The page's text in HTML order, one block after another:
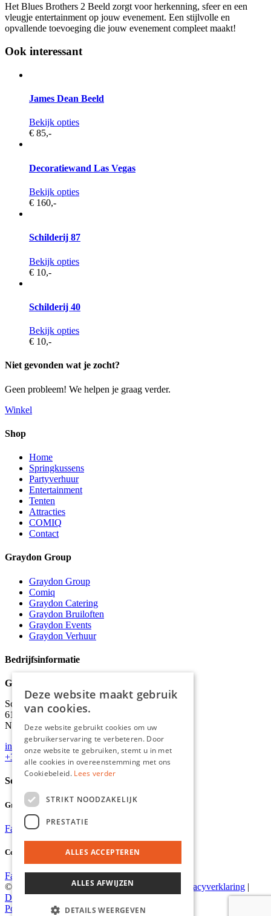
Het Blues Brothers 2 Beeld zorgt voor herkenning, sfeer en een
vleugje entertainment op jouw evenement. Een stijlvolle en
opvallende toevoeging die jouw evenement compleet maakt!
Ook interessant
James Dean Beeld
Bekijk opties
€ 85,-
Decoratiewand Las Vegas
Bekijk opties
€ 160,-
Schilderij 87
Bekijk opties
€ 10,-
Schilderij 40
Bekijk opties
€ 10,-
Niet gevonden wat je zocht?
Geen probleem! We helpen je graag verder.
Winkel
Shop
Home
Springkussens
Partyverhuur
Entertainment
Tenten
Attracties
COMIQ
Contact
Graydon Group
Graydon Group
Comiq
Graydon Catering
Graydon Bruiloften
Graydon Events
Graydon Verhuur
Bedrijfsinformatie
Graydon
Schineksstraat 11,
6171 AM Stein
Nederland
info@graydonevents.nl
+316 11435859
Social media
Graydon Events
Facebook
Comiq
Facebook Instagram
© 2026 Graydon |Algemene voorwaarden Privacyverklaring |
Disclaimer
Powered by Marker Media
Deze website maakt gebruik
van cookies.
Deze website gebruikt cookies om uw
gebruikerservaring te verbeteren. Door
onze website te gebruiken, stemt u in met
alle cookies in overeenstemming met ons
Cookiebeleid. Lees verder
STRIKT NOODZAKELIJK
PRESTATIE
ALLES ACCEPTEREN
ALLES AFWIJZEN
DETAILS WEERGEVEN